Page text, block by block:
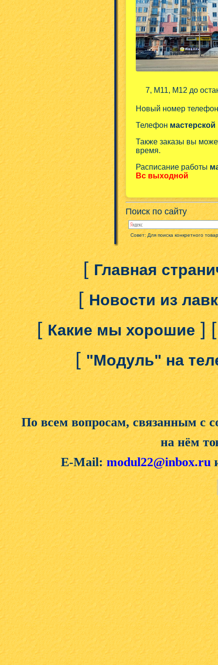
7, М11, М12 до
Новый номер
Телефон
Также заказы вы
время.
Расписание работы
Вс выходной
Поиск по сайту
Совет: Для поиска конкретного
[Главная
[Новости из
[Какие мы хорошие]
["Модуль" на
По всем вопросам, связанным с
на нём
E-Mail:modul22@inbox.ru